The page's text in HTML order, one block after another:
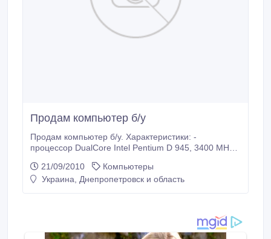
Продам компьютер б/у
Продам компьютер б/у. Характеристики: -
процессор DualCore Intel Pentium D 945, 3400 MHz -
x16, 4 DDR2 DIMM, Audio, Gigabit LAN) - чипсет Intel
Lakeport i945PL - ОЗУ 1024 Мб (DDR2-667) -
21/09/2010
Компьютеры
Украина, Днепропетровск и область